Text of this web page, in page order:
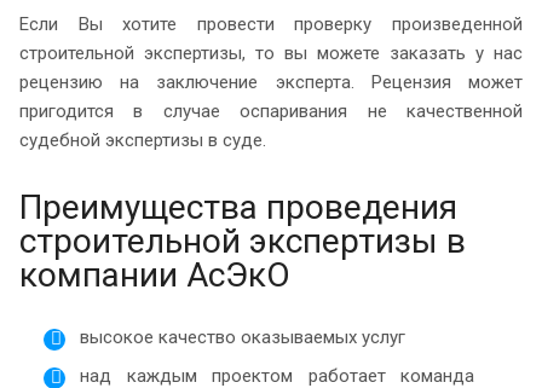
Если Вы хотите провести проверку произведенной
строительной экспертизы, то вы можете заказать у нас
рецензию на заключение эксперта. Рецензия может
пригодится в случае оспаривания не качественной
судебной экспертизы в суде.
Преимущества проведения
строительной экспертизы в
компании АсЭкО
высокое качество оказываемых услуг
над каждым проектом работает команда